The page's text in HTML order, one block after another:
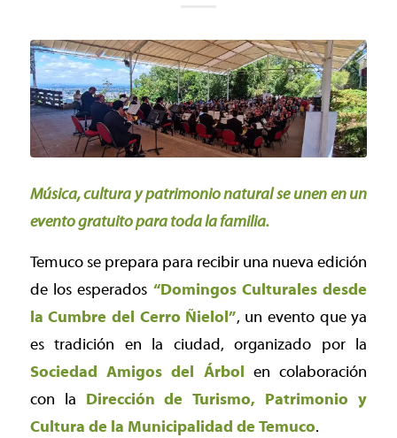
Música, cultura y patrimonio natural se unen en un
evento gratuito para toda la familia.
Temuco se prepara para recibir una nueva edición
de los esperados “Domingos Culturales desde
la Cumbre del Cerro Ñielol”, un evento que ya
es tradición en la ciudad, organizado por la
Sociedad Amigos del Árbol en colaboración
con la Dirección de Turismo, Patrimonio y
Cultura de la Municipalidad de Temuco.